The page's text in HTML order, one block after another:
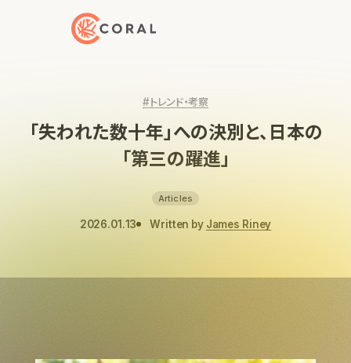
トップページへ戻る
#トレンド・考察
「失われた数十年」への決別と、日本の
「第三の躍進」
Articles
2026.01.13 Written by James Riney